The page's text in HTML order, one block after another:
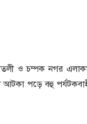
ও চম্পক নগর
পড়ে বহু